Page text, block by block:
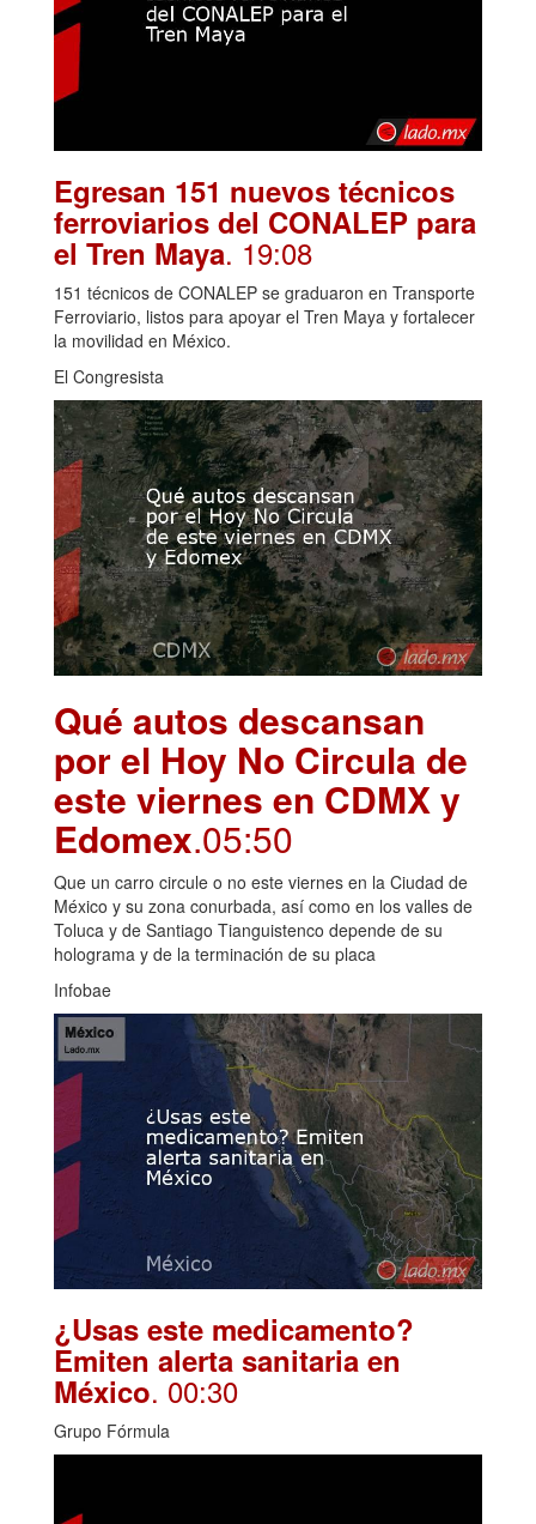
Egresan 151 nuevos técnicos
ferroviarios del CONALEP para
el Tren Maya. 19:08
151 técnicos de CONALEP se graduaron en Transporte
Ferroviario, listos para apoyar el Tren Maya y fortalecer
la movilidad en México.
El Congresista
Qué autos descansan
por el Hoy No Circula de
este viernes en CDMX y
Edomex.05:50
Que un carro circule o no este viernes en la Ciudad de
México y su zona conurbada, así como en los valles de
Toluca y de Santiago Tianguistenco depende de su
holograma y de la terminación de su placa
Infobae
¿Usas este medicamento?
Emiten alerta sanitaria en
México. 00:30
Grupo Fórmula